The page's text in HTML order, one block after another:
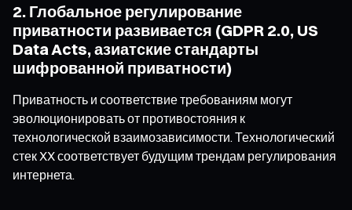
2. Глобальное регулирование
приватности развивается (GDPR 2.0, US
Data Acts, азиатские стандарты
шифрованной приватности)
Приватность и соответствие требованиям могут
эволюционировать от противостояния к
технологической взаимозависимости. Технологический
стек XX соответствует будущим трендам регулирования
интернета.